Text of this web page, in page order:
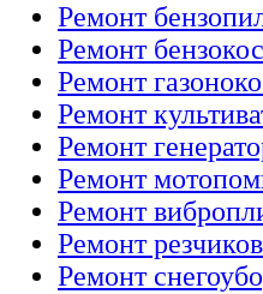
Ремонт
Ремонт
Ремонт
Ремонт
Ремонт
Ремонт
Ремонт
Ремонт
Ремонт